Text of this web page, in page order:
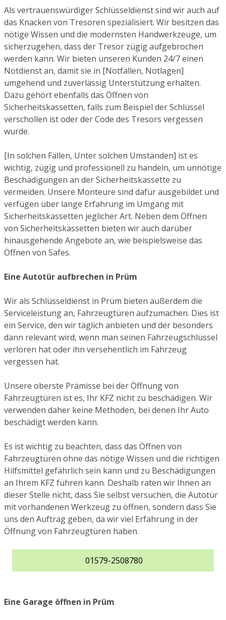
Als vertrauenswürdiger Schlüsseldienst sind wir auch auf
das Knacken von Tresoren spezialisiert. Wir besitzen das
nötige Wissen und die modernsten Handwerkzeuge, um
sicherzugehen, dass der Tresor zügig aufgebrochen
werden kann. Wir bieten unseren Kunden 24/7 einen
Notdienst an, damit sie in [Notfällen, Notlagen]
umgehend und zuverlässig Unterstützung erhalten.
Dazu gehört ebenfalls das Öffnen von
Sicherheitskassetten, falls zum Beispiel der Schlüssel
verschollen ist oder der Code des Tresors vergessen
wurde.
[In solchen Fällen, Unter solchen Umständen] ist es
wichtig, zügig und professionell zu handeln, um unnötige
Beschädigungen an der Sicherheitskassette zu
vermeiden. Unsere Monteure sind dafür ausgebildet und
verfügen über lange Erfahrung im Umgang mit
Sicherheitskassetten jeglicher Art. Neben dem Öffnen
von Sicherheitskassetten bieten wir auch darüber
hinausgehende Angebote an, wie beispielsweise das
Öffnen von Safes.
Eine Autotür aufbrechen in Prüm
Wir als Schlüsseldienst in Prüm bieten außerdem die
Serviceleistung an, Fahrzeugtüren aufzumachen. Dies ist
ein Service, den wir täglich anbieten und der besonders
dann relevant wird, wenn man seinen Fahrzeugschlüssel
verloren hat oder ihn versehentlich im Fahrzeug
vergessen hat.
Unsere oberste Prämisse bei der Öffnung von
Fahrzeugtüren ist es, Ihr KFZ nicht zu beschädigen. Wir
verwenden daher keine Methoden, bei denen Ihr Auto
beschädigt werden kann.
Es ist wichtig zu beachten, dass das Öffnen von
Fahrzeugtüren ohne das nötige Wissen und die richtigen
Hilfsmittel gefährlich sein kann und zu Beschädigungen
an Ihrem KFZ führen kann. Deshalb raten wir Ihnen an
dieser Stelle nicht, dass Sie selbst versuchen, die Autotür
mit vorhandenen Werkzeug zu öffnen, sondern dass Sie
uns den Auftrag geben, da wir viel Erfahrung in der
Öffnung von Fahrzeugtüren haben.
01579-2508780
Eine Garage öffnen in Prüm